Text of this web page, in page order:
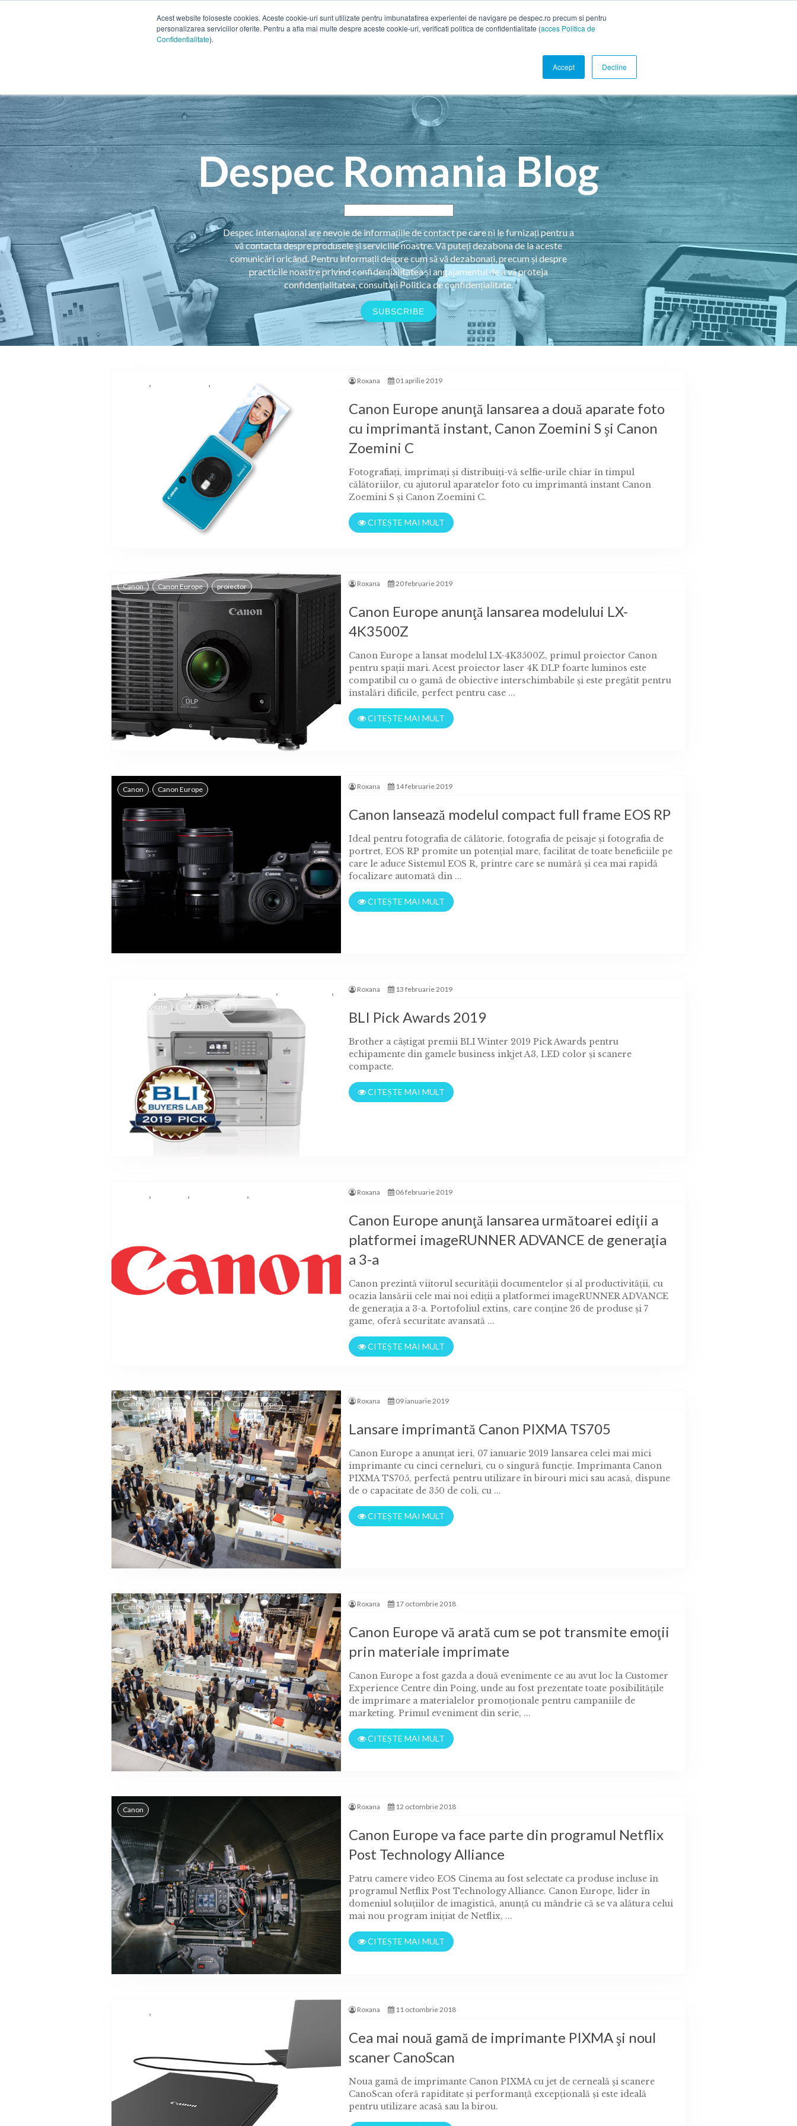
Acest website foloseste cookies. Aceste cookie-uri sunt utilizate pentru imbunatatirea experientei de navigare pe despec.ro precum si pentru
personalizarea serviciilor oferite. Pentru a afla mai multe despre aceste cookie-uri, verificati politica de confidentialitate (acces Politica de
Confidentialitate).
Accept Decline
Despec Romania Blog
Despec Internațional are nevoie de informațiile de contact pe care ni le furnizați pentru a
vă contacta despre produsele și serviciile noastre. Vă puteți dezabona de la aceste
comunicări oricând. Pentru informații despre cum să vă dezabonați, precum și despre
practicile noastre privind confidențialitatea și angajamentul de a vă proteja
confidențialitatea, consultați Politica de confidențialitate.
, , Roxana 01 aprilie 2019
Canon Europe anunţă lansarea a două aparate foto
cu imprimantă instant, Canon Zoemini S şi Canon
Zoemini C
Fotografiaţi, imprimaţi şi distribuiţi-vă selfie-urile chiar în timpul
călătoriilor, cu ajutorul aparatelor foto cu imprimantă instant Canon
Zoemini S şi Canon Zoemini C.
CITEȘTE MAI MULT
Canon , Canon Europe , proiector Roxana 20 februarie 2019
Canon Europe anunţă lansarea modelului LX-
4K3500Z
Canon Europe a lansat modelul LX-4K3500Z, primul proiector Canon
pentru spaţii mari. Acest proiector laser 4K DLP foarte luminos este
compatibil cu o gamă de obiective interschimbabile şi este pregătit pentru
instalări dificile, perfect pentru case ...
CITEȘTE MAI MULT
Canon , Canon Europe Roxana 14 februarie 2019
Canon lansează modelul compact full frame EOS RP
Ideal pentru fotografia de călătorie, fotografia de peisaje şi fotografia de
portret, EOS RP promite un potenţial mare, facilitat de toate beneficiile pe
care le aduce Sistemul EOS R, printre care se numără şi cea mai rapidă
focalizare automată din ...
CITEȘTE MAI MULT
, , , , ,
productivitate , BLI2019 , A3
Roxana 13 februarie 2019
BLI Pick Awards 2019
Brother a câștigat premii BLI Winter 2019 Pick Awards pentru
echipamente din gamele business inkjet A3, LED color și scanere
compacte.
CITEȘTE MAI MULT
, , , Roxana 06 februarie 2019
Canon Europe anunţă lansarea următoarei ediţii a
platformei imageRUNNER ADVANCE de generaţia
a 3-a
Canon prezintă viitorul securităţii documentelor şi al productivităţii, cu
ocazia lansării cele mai noi ediţii a platformei imageRUNNER ADVANCE
de generaţia a 3-a. Portofoliul extins, care conţine 26 de produse şi 7
game, oferă securitate avansată ...
CITEȘTE MAI MULT
Canon , printing , PIXMA , Canon Europe Roxana 09 ianuarie 2019
Lansare imprimantă Canon PIXMA TS705
Canon Europe a anunțat ieri, 07 ianuarie 2019 lansarea celei mai mici
imprimante cu cinci cerneluri, cu o singură funcţie. Imprimanta Canon
PIXMA TS705, perfectă pentru utilizare în birouri mici sau acasă, dispune
de o capacitate de 350 de coli, cu ...
CITEȘTE MAI MULT
Canon , printing Roxana 17 octombrie 2018
Canon Europe vă arată cum se pot transmite emoţii
prin materiale imprimate
Canon Europe a fost gazda a două evenimente ce au avut loc la Customer
Experience Centre din Poing, unde au fost prezentate toate posibilităţile
de imprimare a materialelor promoţionale pentru campaniile de
marketing. Primul eveniment din serie, ...
CITEȘTE MAI MULT
Canon Roxana 12 octombrie 2018
Canon Europe va face parte din programul Netflix
Post Technology Alliance
Patru camere video EOS Cinema au fost selectate ca produse incluse în
programul Netflix Post Technology Alliance. Canon Europe, lider în
domeniul soluţiilor de imagistică, anunţă cu mândrie că se va alătura celui
mai nou program iniţiat de Netflix, ...
CITEȘTE MAI MULT
, Roxana 11 octombrie 2018
Cea mai nouă gamă de imprimante PIXMA şi noul
scaner CanoScan
Noua gamă de imprimante Canon PIXMA cu jet de cerneală şi scanere
CanoScan oferă rapiditate şi performanţă excepţională şi este ideală
pentru utilizare acasă sau la birou.